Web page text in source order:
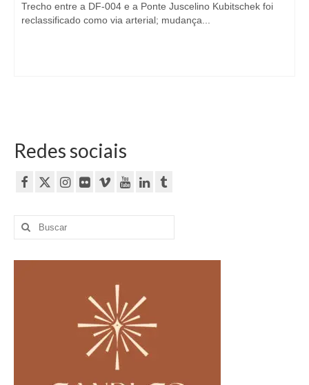
Trecho entre a DF-004 e a Ponte Juscelino Kubitschek foi
reclassificado como via arterial; mudança...
Redes sociais
Buscar
por: